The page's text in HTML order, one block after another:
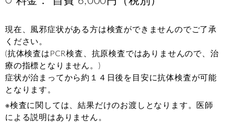
現在、風邪症状がある方は検査ができませんのでご了承
ください。
(抗体検査はPCR検査、抗原検査ではありませんので、治
療の指標となりません。)
症状が治まってから約１４日後を目安に抗体検査が可能
となります。
※検査に関しては、結果だけのお渡しとなります。医師
による説明はありません。